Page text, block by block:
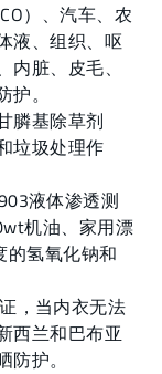
）、汽车、农
液、组织、呕
脏、皮毛、
。
膦基除草剂
垃圾处理作
液体渗透测
机油、家用漂
的氢氧化钠和
，当内衣无法
西兰和巴布亚
护。